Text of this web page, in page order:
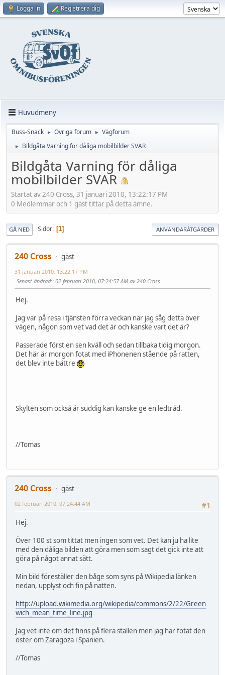
Logga in Registrera dig
Huvudmeny
Buss-Snack ► Övriga forum ► Vägforum
► Bildgåta Varning för dåliga mobilbilder SVAR
Bildgåta Varning för dåliga
mobilbilder SVAR
Startat av 240 Cross, 31 januari 2010, 13:22:17 PM
0 Medlemmar och 1 gäst tittar på detta ämne.
GÅ NED Sidor 1 ANVÄNDARÅTGÄRDER
240 Cross gäst
31 januari 2010, 13:22:17 PM
Senast ändrad:: 02 februari 2010, 07:24:57 AM av 240 Cross
Hej.
Jag var på resa i tjänsten förra veckan när jag såg detta över
vägen, någon som vet vad det är och kanske vart det är?
Passerade först en sen kväll och sedan tillbaka tidig morgon.
Det här är morgon fotat med iPhonenen stående på ratten,
det blev inte bättre
Skylten som också är suddig kan kanske ge en ledtråd.
//Tomas
240 Cross
gäst
#1
02 februari 2010, 07:24:44 AM
Hej.
Över 100 st som tittat men ingen som vet. Det kan ju ha lite
med den dåliga bilden att göra men som sagt det gick inte att
göra på något annat sätt.
Min bild föreställer den båge som syns på Wikipedia länken
nedan, upplyst och fin på natten.
http://upload.wikimedia.org/wikipedia/commons/2/22/Green
wich_mean_time_line.jpg
Jag vet inte om det finns på flera ställen men jag har fotat den
öster om Zaragoza i Spanien.
//Tomas